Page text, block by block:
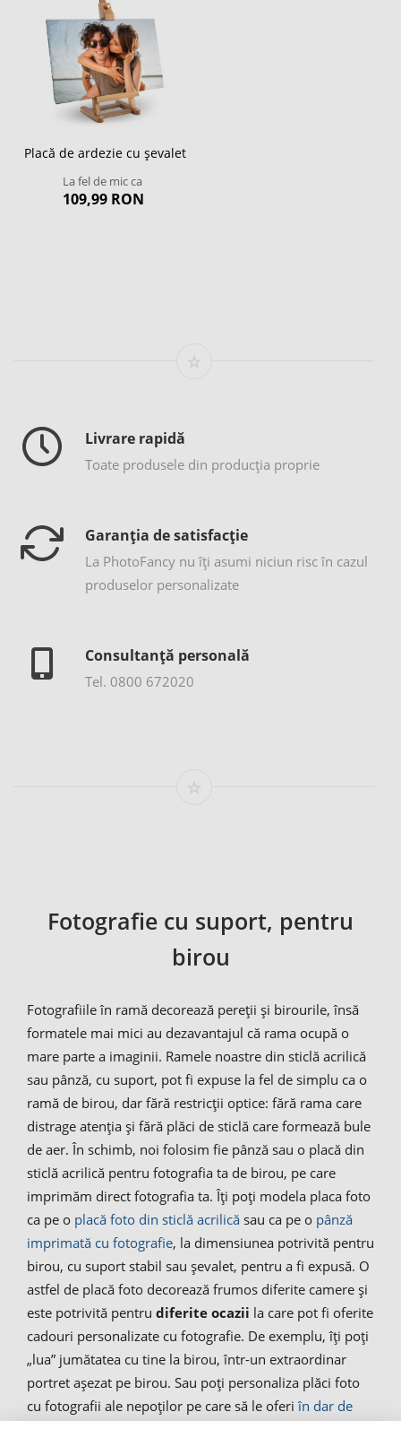
Placă de ardezie cu șevalet
La fel de mic ca
109,99 RON
Livrare rapidă
Toate produsele din producția proprie
Garanția de satisfacție
La PhotoFancy nu îţi asumi niciun risc în cazul
produselor personalizate
Consultanță personală
Tel. 0800 672020
Fotografie cu suport, pentru
birou
Fotografiile în ramă decorează pereții și birourile, însă
formatele mai mici au dezavantajul că rama ocupă o
mare parte a imaginii. Ramele noastre din sticlă acrilică
sau pânză, cu suport, pot fi expuse la fel de simplu ca o
ramă de birou, dar fără restricții optice: fără rama care
distrage atenția și fără plăci de sticlă care formează bule
de aer. În schimb, noi folosim fie pânză sau o placă din
sticlă acrilică pentru fotografia ta de birou, pe care
imprimăm direct fotografia ta. Îți poți modela placa foto
ca pe o placă foto din sticlă acrilică sau ca pe o pânză
imprimată cu fotografie, la dimensiunea potrivită pentru
birou, cu suport stabil sau șevalet, pentru a fi expusă. O
astfel de placă foto decorează frumos diferite camere și
este potrivită pentru diferite ocazii la care pot fi oferite
cadouri personalizate cu fotografie. De exemplu, îți poți
„lua” jumătatea cu tine la birou, într-un extraordinar
portret așezat pe birou. Sau poți personaliza plăci foto
cu fotografii ale nepoților pe care să le oferiîn dar de